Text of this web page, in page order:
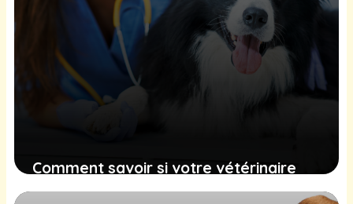
Comment savoir si votre vétérinaire
utilise les bons outils technologiques